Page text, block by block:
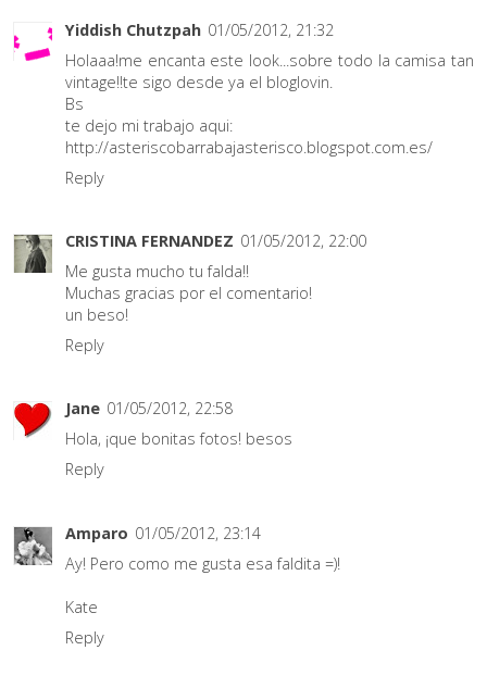
Yiddish Chutzpah 01/05/2012, 21:32
Holaaa!me encanta este look...sobre todo la camisa tan
vintage!!te sigo desde ya el bloglovin.
Bs
te dejo mi trabajo aqui:
http://asteriscobarrabajasterisco.blogspot.com.es/
Reply
CRISTINA FERNANDEZ 01/05/2012, 22:00
Me gusta mucho tu falda!!
Muchas gracias por el comentario!
un beso!
Reply
Jane 01/05/2012, 22:58
Hola, ¡que bonitas fotos! besos
Reply
Amparo 01/05/2012, 23:14
Ay! Pero como me gusta esa faldita =)!
Kate
Reply